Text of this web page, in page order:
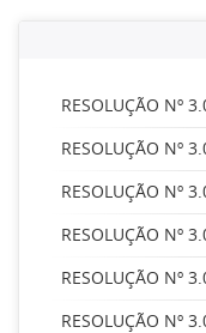
RESOLUÇÃO Nº
RESOLUÇÃO Nº
RESOLUÇÃO Nº
RESOLUÇÃO Nº
RESOLUÇÃO Nº
RESOLUÇÃO Nº